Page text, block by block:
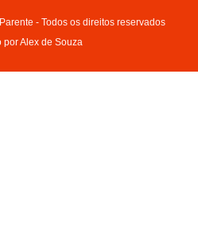
- Todos os direitos reservados
por Alex de Souza